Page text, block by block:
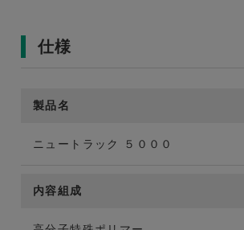
仕様
製品名
ニュートラック ５０００
内容組成